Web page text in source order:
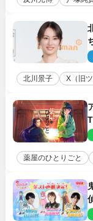
北川景子 X（旧ツ
薬屋のひとりごと